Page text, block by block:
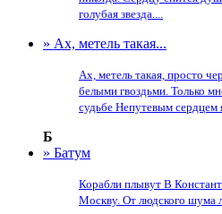
голубая звезда....
» Ах, метель такая...
Ах, метель такая, просто
белыми гвоздьми. Только
судьбе Непутевым сердцем
Б
» Батум
Корабли плывут В
Москву. От людского шума